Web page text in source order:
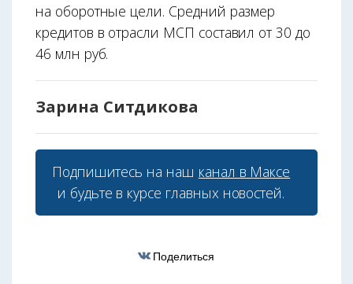
на оборотные цели. Средний размер
кредитов в отрасли МСП составил от 30 до
46 млн руб.
Зарина Ситдикова
Подпишитесь на наш канал в Максе
и будьте в курсе главных новостей.
Поделиться